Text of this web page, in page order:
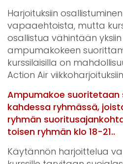
Harjoituksiin
vapaaehtoista, mutta
osallistua vähintään
ampumakokeen
kurssilaisilla on
Action Air
Ampumakoe suoritetaan
kahdessa ryhmässä,
ryhmän
toisen ryhmän klo 18-21..
Käytännön harjoittelua